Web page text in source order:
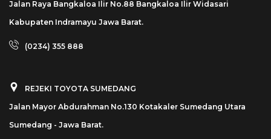
Jalan Raya Bangkaloa Ilir No.88 Bangkaloa Ilir Widasari
Kabupaten Indramayu Jawa Barat.
(0234) 355 888
REJEKI TOYOTA SUMEDANG
Jalan Mayor Abdurahman No.130 Kotakaler Sumedang Utara
Sumedang - Jawa Barat.